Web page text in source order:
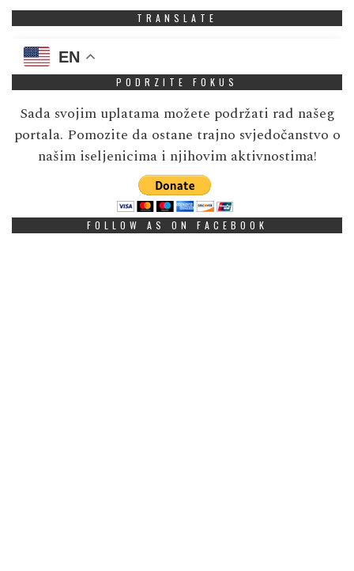
TRANSLATE
EN
PODRZITE FOKUS
Sada svojim uplatama možete podržati rad našeg
portala. Pomozite da ostane trajno svjedočanstvo o
našim iseljenicima i njihovim aktivnostima!
FOLLOW AS ON FACEBOOK